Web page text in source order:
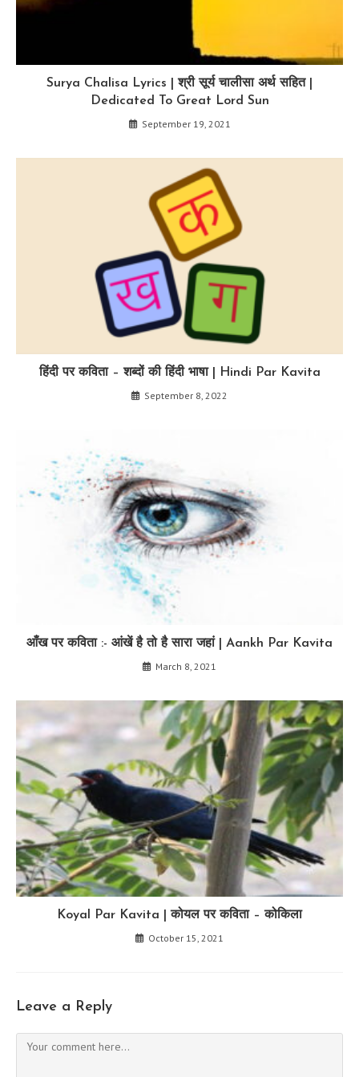
Surya Chalisa Lyrics | श्री सूर्य चालीसा अर्थ सहित |
Dedicated To Great Lord Sun
September 19, 2021
हिंदी पर कविता – शब्दों की हिंदी भाषा | Hindi Par Kavita
September 8, 2022
आँख पर कविता :- आंखें है तो है सारा जहां | Aankh Par Kavita
March 8, 2021
Koyal Par Kavita | कोयल पर कविता – कोकिला
October 15, 2021
Leave a Reply
Comment